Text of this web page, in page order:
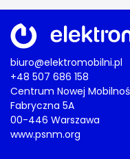
biuro@elektromobilni.pl
+48 507 686 158
Centrum Nowej
Fabryczna 5A
00-446 Warszawa
www.psnm.org